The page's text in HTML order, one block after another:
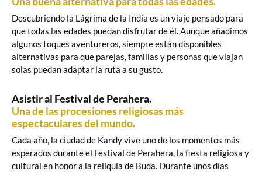
Descubriendo la Lágrima de la India es un viaje pensado para
que todas las edades puedan disfrutar de él. Aunque añadimos
algunos toques aventureros, siempre están disponibles
alternativas para que parejas, familias y personas que viajan
solas puedan adaptar la ruta a su gusto.
Asistir al Festival de Perahera.
Una de las procesiones religiosas más
espectaculares del mundo.
Cada año, la ciudad de Kandy vive uno de los momentos más
esperados durante el Festival de Perahera, la fiesta religiosa y
cultural en honor a la reliquia de Buda. Durante unos días